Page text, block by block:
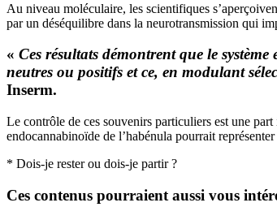
Au niveau moléculaire, les scientifiques
par un déséquilibre dans la neurotransmission qui
« Ces résultats démontrent que le
neutres ou positifs et ce, en modulant
Inserm.
Le contrôle de ces souvenirs particuliers est une
endocannabinoïde de l’habénula pourrait
* Dois-je rester ou dois-je partir ?
Ces contenus pourraient aussi vous